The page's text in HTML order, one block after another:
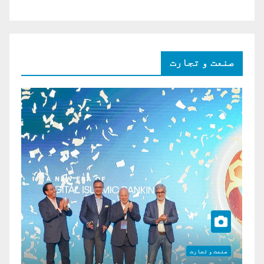
صنعت و تجارت
صنعت و تجارت